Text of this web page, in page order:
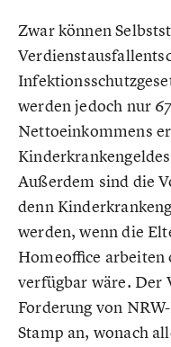
Zwar können
werden jedoch nur
Nettoeinkommens
Außerdem sind die
denn
werden, wenn die
Homeoffice
verfügbar wäre. Der
Forderung von
Stamp an, wonach